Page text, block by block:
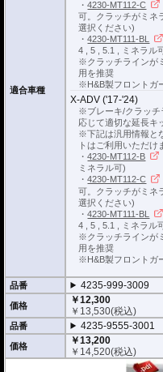
適合車種
・4230-MT112-C
可。クラッチがミネ
選択ください)
・4230-MT111-BL
4 , 5 , 5.1 , ミネラル
※クラッチラインが
用を推奨
※H&B製フロントガ
X-ADV ('17-'24)
※ブレーキ/クラッチ
応じて適切な延長キ
※下記は汎用情報と
トはご利用いただけ
・4230-MT112-B
ミネラル可)
・4230-MT112-C
可。クラッチがミネ
選択ください)
・4230-MT111-BL
4 , 5 , 5.1 , ミネラル
※クラッチラインが
用を推奨
※H&B製フロントガ
品番 4235-999-3009
価格
￥12,300
￥ 13,530(税込)
品番 4235-9555-3001
価格
￥13,200
￥ 14,520(税込)